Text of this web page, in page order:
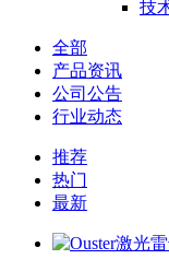
技
全部
产品资讯
公司公告
行业动态
推荐
热门
最新